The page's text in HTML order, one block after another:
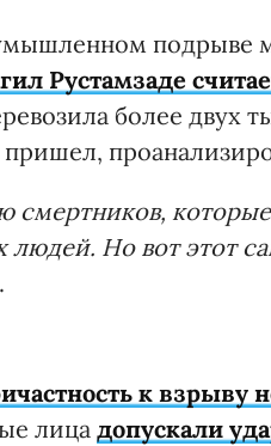
подрыве
Рустамзаде
более двух
пришел,
смертников,
людей. Но вот этот
к взрыву
лица допускали